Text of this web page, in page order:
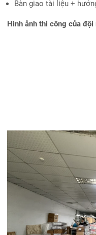
Bàn giao tài liệu +
Hình ảnh thi công của đội